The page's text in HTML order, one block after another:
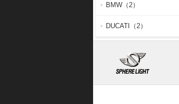
BMW（2）
DUCATI（2）